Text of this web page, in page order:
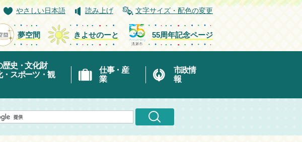
やさしい日本語 読み上げ 文字サイズ・配色の変更
夢空間 きよせのーと 55周年記念ページ
歴史・文化財
・スポーツ・観
仕事・産
業
市政情
報